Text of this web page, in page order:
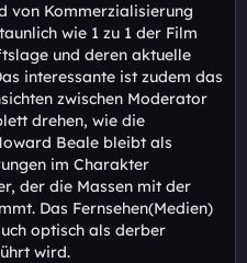
von Kommerzialisierung
wie 1 zu 1 der Film
und deren aktuelle
interessante ist zudem das
zwischen Moderator
drehen, wie die
Beale bleibt als
im Charakter
der die Massen mit der
Das Fernsehen(Medien)
optisch als derber
wird.